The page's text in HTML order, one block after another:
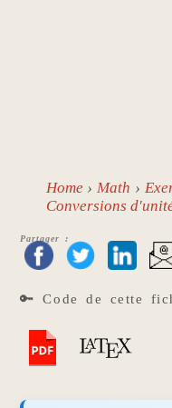
Home Math
Conversions
Partager :
🔑 Code de cette